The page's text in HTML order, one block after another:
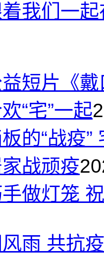
我们一
短片《
“宅”一起
的“战疫”
战顽疫
做灯笼
雨 共抗疫